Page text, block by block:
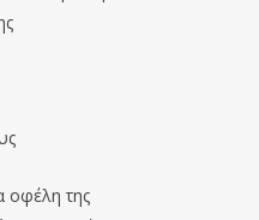
οφέλη της